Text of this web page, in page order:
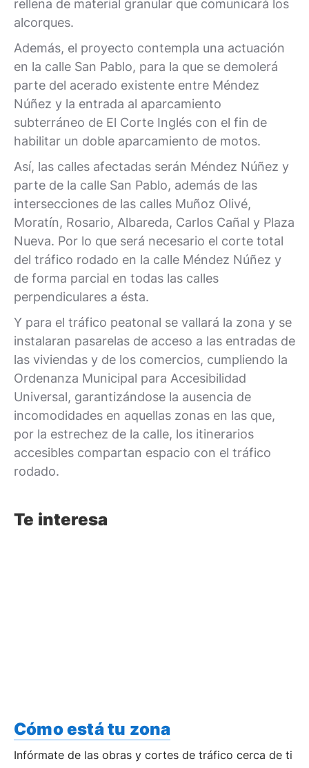
rellena de material granular que comunicará los
alcorques.
Además, el proyecto contempla una actuación
en la calle San Pablo, para la que se demolerá
parte del acerado existente entre Méndez
Núñez y la entrada al aparcamiento
subterráneo de El Corte Inglés con el fin de
habilitar un doble aparcamiento de motos.
Así, las calles afectadas serán Méndez Núñez y
parte de la calle San Pablo, además de las
intersecciones de las calles Muñoz Olivé,
Moratín, Rosario, Albareda, Carlos Cañal y Plaza
Nueva. Por lo que será necesario el corte total
del tráfico rodado en la calle Méndez Núñez y
de forma parcial en todas las calles
perpendiculares a ésta.
Y para el tráfico peatonal se vallará la zona y se
instalaran pasarelas de acceso a las entradas de
las viviendas y de los comercios, cumpliendo la
Ordenanza Municipal para Accesibilidad
Universal, garantizándose la ausencia de
incomodidades en aquellas zonas en las que,
por la estrechez de la calle, los itinerarios
accesibles compartan espacio con el tráfico
rodado.
Te interesa
Cómo está tu zona
Infórmate de las obras y cortes de tráfico cerca de ti